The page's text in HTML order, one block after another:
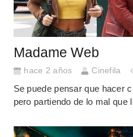
Madame Web
hace 2 años Cinefila
Se puede pensar que hacer
pero partiendo de lo mal